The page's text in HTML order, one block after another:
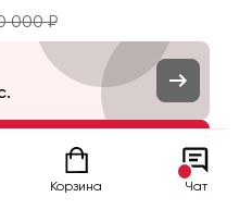
000 ₽
Корзина Чат